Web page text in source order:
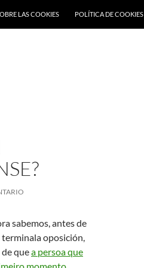
LAS COOKIES POLÍTICA DE COOKIES
sabemos,antes de
terminala oposición,
de quea persoa que